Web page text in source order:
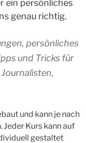
ein persönliches
genau richtig.
persönliches
und Tricks für
und kann je nach
Kurs kann auf
gestaltet